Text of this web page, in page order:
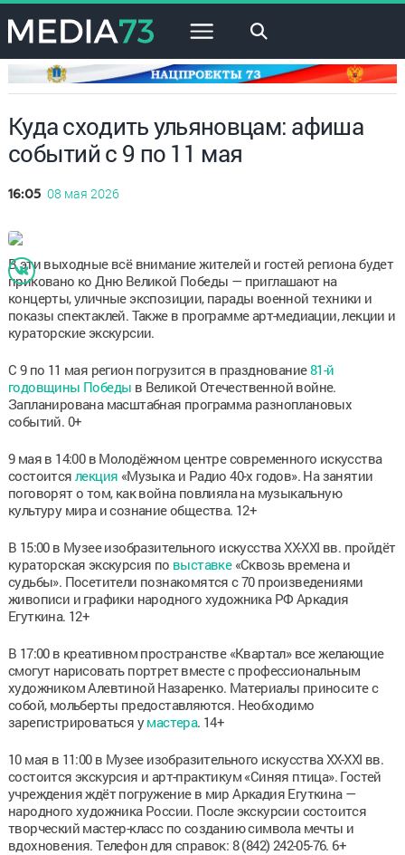
×
Куда сходить ульяновцам: афиша
событий с 9 по 11 мая
16:05 08 мая 2026
В эти выходные всё внимание жителей и гостей региона будет
приковано ко Дню Великой Победы — приглашают на
концерты, уличные экспозиции, парады военной техники и
показы спектаклей. Также в программе арт-медиации, лекции и
кураторские экскурсии.
С 9 по 11 мая регион погрузится в празднование81-й
годовщины Победы в Великой Отечественной войне.
Запланирована масштабная программа разноплановых
событий. 0+
9 мая в 14:00 в Молодёжном центре современного искусства
состоится лекция «Музыка и Радио 40-х годов». На занятии
поговорят о том, как война повлияла на музыкальную
культуру мира и сознание общества. 12+
В 15:00 в Музее изобразительного искусства XX-XXI вв. пройдёт
кураторская экскурсия по выставке«Сквозь времена и
судьбы». Посетители познакомятся с 70 произведениями
живописи и графики народного художника РФ Аркадия
Егуткина. 12+
В 17:00 в креативном пространстве «Квартал» все желающие
смогут нарисовать портрет вместе с профессиональным
художником Алевтиной Назаренко. Материалы приносите с
собой, мольберты предоставляются. Необходимо
зарегистрироваться умастера. 14+
10 мая в 11:00 в Музее изобразительного искусства XX-XXI вв.
состоится экскурсия и арт-практикум «Синяя птица». Гостей
учреждения ждёт погружение в мир Аркадия Егуткина —
народного художника России. После экскурсии состоится
творческий мастер-класс по созданию символа мечты и
вдохновения. Телефон для справок: 8 (842) 242-05-76. 6+